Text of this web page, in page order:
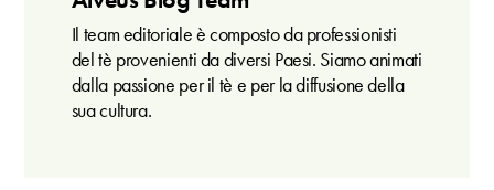
Il team editoriale è composto da professionisti
del tè provenienti da diversi Paesi. Siamo animati
dalla passione per il tè e per la diffusione della
sua cultura.